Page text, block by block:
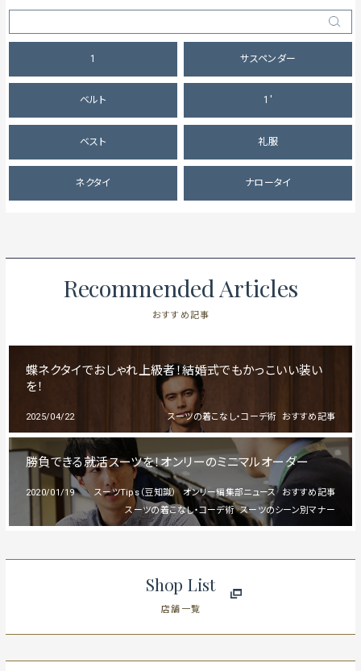
1 サスペンダー
ベルト 1'
ベスト 礼服
ネクタイ ナロータイ
Recommended Articles
おすすめ記事
蝶ネクタイでおしゃれ上級者！結婚式でもかっこいい装い
を！
2025/04/22 おすすめ記事
スーツの着こなし・コーデ術
勝負できる就活スーツを！オンリーのミニマルオーダー
2020/01/19 おすすめ記事
オンリー編集部ニュース
スーツTips（豆知識）
スーツのシーン別マナー
スーツの着こなし・コーデ術
Shop List
店舗一覧